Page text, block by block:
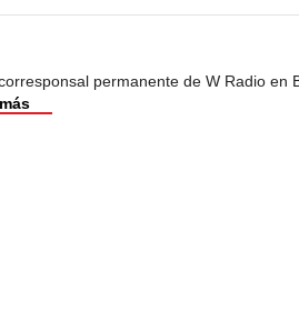
permanente de W Radio en